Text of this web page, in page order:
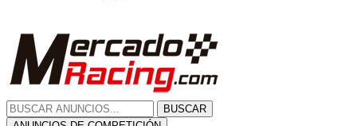
BUSCAR
ANUNCIOS DE COMPETICIÓN